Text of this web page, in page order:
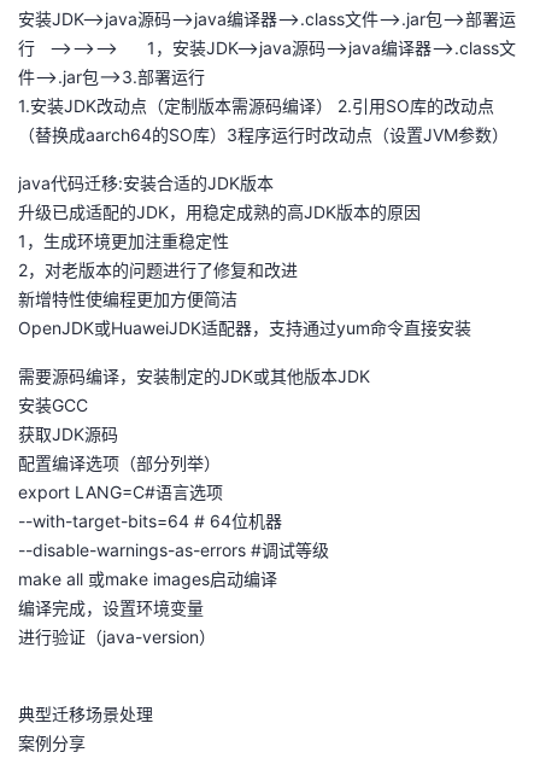
安装JDK-->java源码-->java编译器-->.class文件-->.jar包-->部署运
行 -->-->--> 1，安装JDK-->java源码-->java编译器-->.class文
件-->.jar包-->3.部署运行
1.安装JDK改动点（定制版本需源码编译） 2.引用SO库的改动点
（替换成aarch64的SO库）3程序运行时改动点（设置JVM参数）
java代码迁移:安装合适的JDK版本
升级已成适配的JDK，用稳定成熟的高JDK版本的原因
1，生成环境更加注重稳定性
2，对老版本的问题进行了修复和改进
新增特性使编程更加方便简洁
OpenJDK或HuaweiJDK适配器，支持通过yum命令直接安装
需要源码编译，安装制定的JDK或其他版本JDK
安装GCC
获取JDK源码
配置编译选项（部分列举）
export LANG=C#语言选项
--with-target-bits=64 # 64位机器
--disable-warnings-as-errors #调试等级
make all 或make images启动编译
编译完成，设置环境变量
进行验证（java-version）
典型迁移场景处理
案例分享